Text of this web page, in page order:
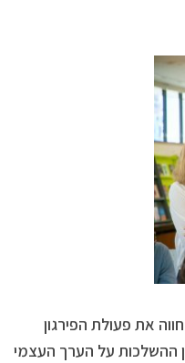
את פעולת הפירגון
ההשלכות על הערך העצמי